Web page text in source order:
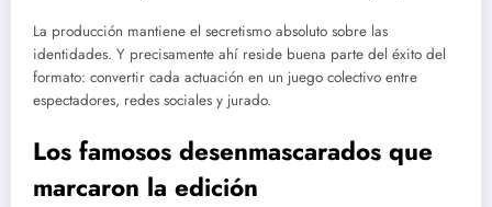
La producción mantiene el secretismo absoluto sobre las
identidades. Y precisamente ahí reside buena parte del éxito del
formato: convertir cada actuación en un juego colectivo entre
espectadores, redes sociales y jurado.
Los famosos desenmascarados que
marcaron la edición